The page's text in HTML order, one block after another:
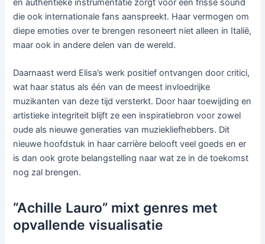
die ook internationale fans aanspreekt. Haar vermogen om
diepe emoties over te brengen resoneert niet alleen in Italië,
maar ook in andere delen van de wereld.
Daarnaast werd Elisa’s werk positief ontvangen door critici,
wat haar status als één van de meest invloedrijke
muzikanten van deze tijd versterkt. Door haar toewijding en
artistieke integriteit blijft ze een inspiratiebron voor zowel
oude als nieuwe generaties van muziekliefhebbers. Dit
nieuwe hoofdstuk in haar carrière belooft veel goeds en er
is dan ook grote belangstelling naar wat ze in de toekomst
nog zal brengen.
“Achille Lauro” mixt genres met
opvallende visualisatie